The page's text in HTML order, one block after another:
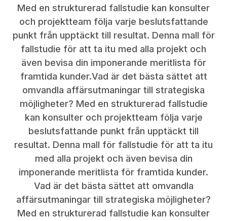
Med en strukturerad fallstudie kan konsulter
och projektteam följa varje beslutsfattande
punkt från upptäckt till resultat. Denna mall för
fallstudie för att ta itu med alla projekt och
även bevisa din imponerande meritlista för
framtida kunder.Vad är det bästa sättet att
omvandla affärsutmaningar till strategiska
möjligheter? Med en strukturerad fallstudie
kan konsulter och projektteam följa varje
beslutsfattande punkt från upptäckt till
resultat. Denna mall för fallstudie för att ta itu
med alla projekt och även bevisa din
imponerande meritlista för framtida kunder.
Vad är det bästa sättet att omvandla
affärsutmaningar till strategiska möjligheter?
Med en strukturerad fallstudie kan konsulter